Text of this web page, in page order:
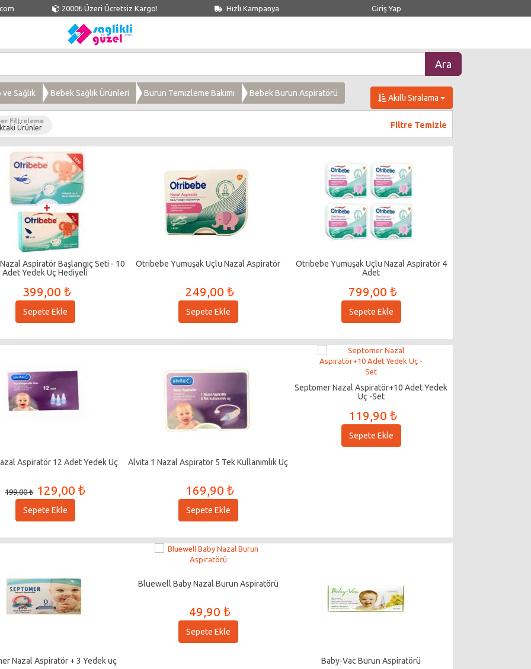
2000₺ Üzeri Ücretsiz Kargo! Hızlı Kampanya Giriş Yap
Sağlık Bebek Sağlık Ürünleri Burun Temizleme Bakımı Bebek Burun Aspiratörü Akıllı Sıralama
Filtreleme
Ürünler Filtre Temizle
Aspiratör Başlangıç Seti - 10
Adet Yedek Uç Hediyeli
399,00 ₺
Sepete Ekle
Otribebe Yumuşak Uçlu Nazal Aspiratör
249,00 ₺
Sepete Ekle
Otribebe Yumuşak Uçlu Nazal Aspiratör 4
Adet
799,00 ₺
Sepete Ekle
Aspiratör 12 Adet Yedek Uç
199,00 ₺ 129,00 ₺
Sepete Ekle
Alvita 1 Nazal Aspiratör 5 Tek Kullanımlık Uç
169,90 ₺
Sepete Ekle
Septomer Nazal Aspiratör+10 Adet Yedek
Uç -Set
119,90 ₺
Sepete Ekle
Nazal Aspiratör + 3 Yedek uç
Bluewell Baby Nazal Burun Aspiratörü
49,90 ₺
Sepete Ekle
Baby-Vac Burun Aspiratörü